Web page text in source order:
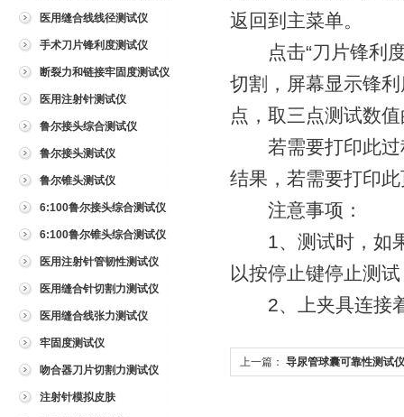
医用缝合线线径测试仪
手术刀片锋利度测试仪
断裂力和链接牢固度测试仪
医用注射针测试仪
鲁尔接头综合测试仪
鲁尔接头测试仪
鲁尔锥头测试仪
6:100鲁尔接头综合测试仪
6:100鲁尔锥头综合测试仪
医用注射针管韧性测试仪
医用缝合针切割力测试仪
医用缝合线张力测试仪
牢固度测试仪
吻合器刀片切割力测试仪
注射针模拟皮肤
返回到主菜单。
点击“刀片锋利度
切割，屏幕显示锋
点，取三点测试数
若需要打印此过程
结果，若需要打印此
注意事项：
1、测试时，如果
以按停止键停止测
2、上夹具连接着
上一篇： 导尿管球囊可靠性测试